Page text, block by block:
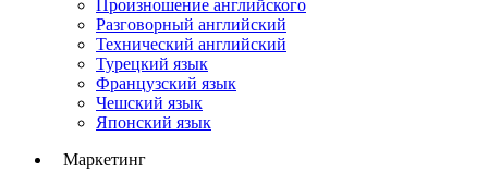
Произношение английского
Разговорный английский
Технический английский
Турецкий язык
Французский язык
Чешский язык
Японский язык
Маркетинг